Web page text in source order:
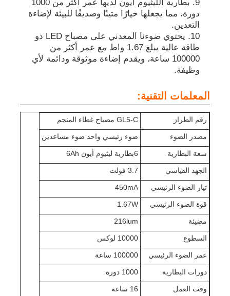
مصابيح غطاء التعدين القابلة لإعادة الشحن
مصباح غطاء تحت الأرض بدون سلك
مصابيح مناجم الفحم
مصباح رأس عمال المناجم
مصابيح قبعة صلبة للتعدين
مصباح يدوي مضاد للانفجار
ضوء الشريط الصناعي
رف الشاحن
أحزمة التعدين تحت الأرض
بطارية الليثيوم أيون لديها عمر أكثر من 1000
دورة، مما يجعلها خيارًا متينًا وصديقًا للبيئة لإضاءة
التعدين.
يحتوي ضوءنا المعدني على مصباح LED ذو
طاقة عالية يبلغ 1.67 واط مع عمر أكثر من
100000 ساعة، ويقدم إضاءة موثوقة ودائمة لأي
وظيفة.
المعلمات التقنية:
رقم الطراز GL5-C مصباح غطاء المنجم
مصدر الضوء ضوء رئيسي واحد ضوء مساعدين
سعة البطارية 6بطارية ليثيوم أيون 6Ah
الجهد القياسي 3.7 فولت
تيار الضوء الرئيسي 450mA
قوة الضوء الرئيسي 1.67W
مضيئة 216lum
السطوع 10000 لوكس
عمر الضوء الرئيسي 100000 ساعة
دورات البطارية 1000 دورة
وقت العمل 16 ساعة